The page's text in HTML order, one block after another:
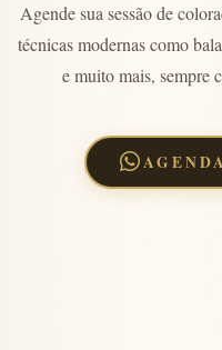
Agende sua sessão de
técnicas modernas como
e muito mais, sempre